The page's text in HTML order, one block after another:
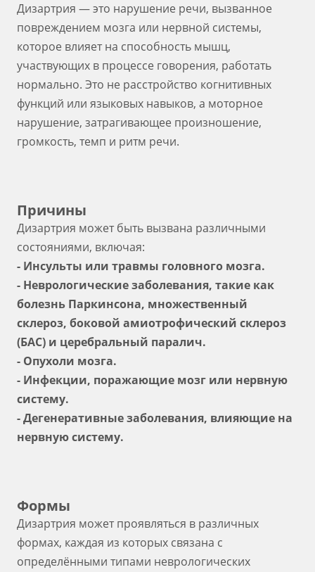
Дизартрия — это нарушение речи, вызванное
повреждением мозга или нервной системы,
которое влияет на способность мышц,
участвующих в процессе говорения, работать
нормально. Это не расстройство когнитивных
функций или языковых навыков, а моторное
нарушение, затрагивающее произношение,
громкость, темп и ритм речи.
Причины
Дизартрия может быть вызвана различными
состояниями, включая:
- Инсульты или травмы головного мозга.
- Неврологические заболевания, такие как
болезнь Паркинсона, множественный
склероз, боковой амиотрофический склероз
(БАС) и церебральный паралич.
- Опухоли мозга.
- Инфекции, поражающие мозг или нервную
систему.
- Дегенеративные заболевания, влияющие на
нервную систему.
Формы
Дизартрия может проявляться в различных
формах, каждая из которых связана с
определёнными типами неврологических